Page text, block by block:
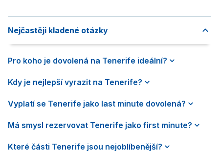
Nejčastěji kladené otázky
Pro koho je dovolená na Tenerife ideální?
Kdy je nejlepší vyrazit na Tenerife?
Vyplatí se Tenerife jako last minute dovolená?
Má smysl rezervovat Tenerife jako first minute?
Které části Tenerife jsou nejoblíbenější?